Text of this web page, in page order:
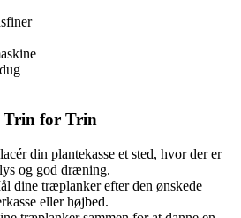
Trin for Trin
din plantekasse et sted, hvor der er
og god dræning.
dine træplanker efter den ønskede
eller højbed.